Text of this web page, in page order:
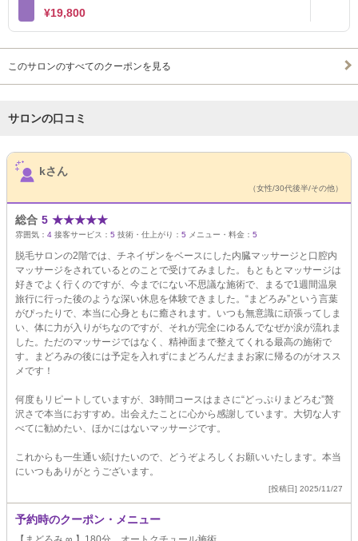
¥19,800
このサロンのすべてのクーポンを見る
サロンの口コミ
サロンPick Up
kさん
（女性/30代後半/その他）
総合 5 ★★★★★
雰囲気： 4 接客サービス： 5 技術・仕上がり： 5 メニュー・料金： 5
脱毛サロンの2階では、チネイザンをベースにした内臓マッサージと口腔内
マッサージをされているとのことで受けてみました。もともとマッサージは
好きでよく行くのですが、今までにない不思議な施術で、まるで1週間温泉
旅行に行った後のような深い休息を体験できました。“まどろみ”という言葉
がぴったりで、本当に心身ともに癒されます。いつも無意識に頑張ってしま
い、体に力が入りがちなのですが、それが完全にゆるんでなぜか涙が流れま
した。ただのマッサージではなく、精神面まで整えてくれる最高の施術で
す。まどろみの後には予定を入れずにまどろんだままお家に帰るのがオスス
メです！
何度もリピートしていますが、3時間コースはまさに“どっぷりまどろむ”贅
沢さで本当におすすめ。出会えたことに心から感謝しています。大切な人す
べてに勧めたい、ほかにはないマッサージです。
これからも一生通い続けたいので、どうぞよろしくお願いいたします。本当
にいつもありがとうございます。
[投稿日] 2025/11/27
予約時のクーポン・メニュー